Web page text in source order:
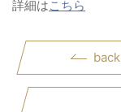
詳細はこちら
back